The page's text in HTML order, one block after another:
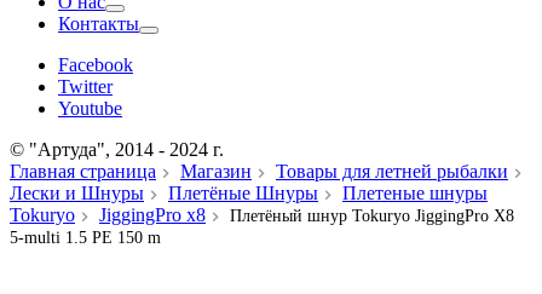
Контакты
Facebook
Twitter
Youtube
© "Артуда", 2014 - 2024 г.
Главная страница
Магазин
Товары для летней рыбалки
Лески и Шнуры
Плетёные Шнуры
Плетеные шнуры
Tokuryo
JiggingPro x8
Плетёный шнур Tokuryo JiggingPro X8
5-multi 1.5 PE 150 m